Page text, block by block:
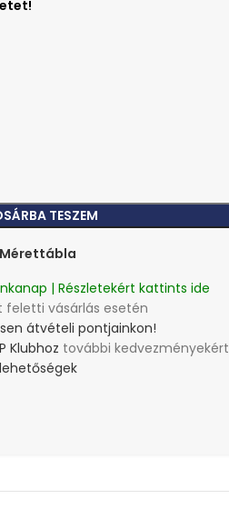
TESZEM
Mérettábla
| Részletekért kattints ide
feletti vásárlás esetén
átvételi pontjainkon!
Klubhoz további kedvezményekért